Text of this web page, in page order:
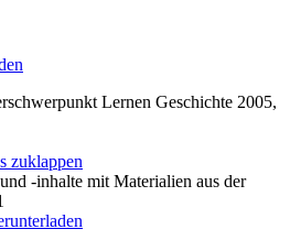
Lernen Geschichte 2005,
zuklappen
-inhalte mit Materialien aus der